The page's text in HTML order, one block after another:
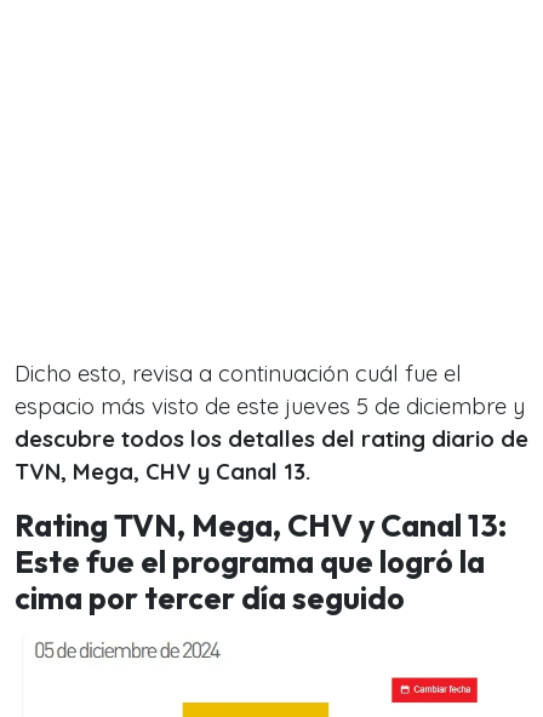
Dicho esto, revisa a continuación cuál fue el
espacio más visto de este jueves 5 de diciembre y
descubre todos los detalles del rating diario de
TVN, Mega, CHV y Canal 13.
Rating TVN, Mega, CHV y Canal 13:
Este fue el programa que logró la
cima por tercer día seguido